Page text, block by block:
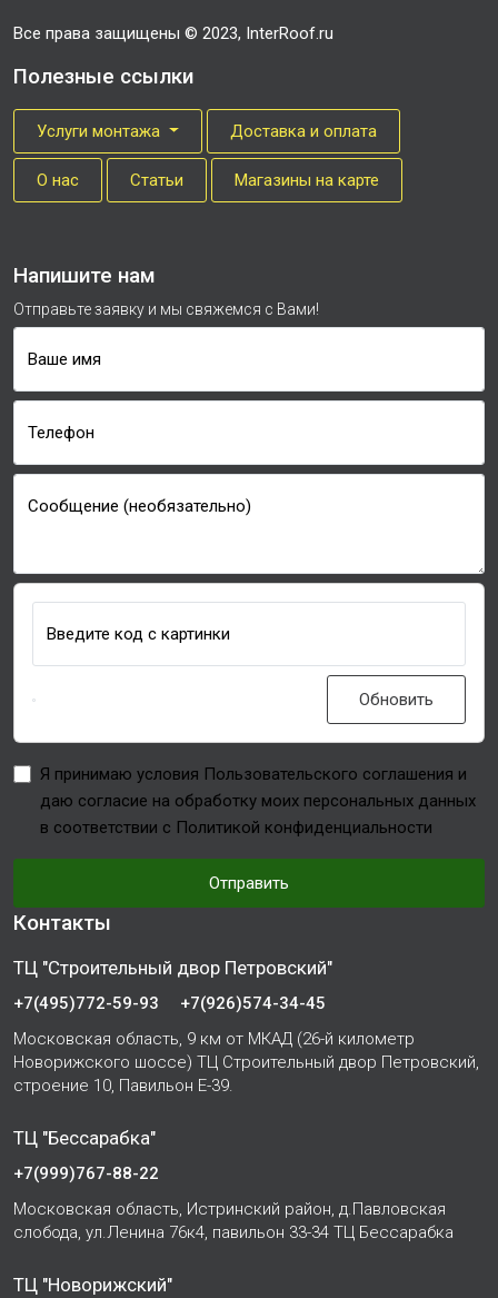
Все права защищены © 2023, InterRoof.ru
Полезные ссылки
Услуги монтажа Доставка и оплата
О нас Cтатьи Магазины на карте
Напишите нам
Отправьте заявку и мы свяжемся с Вами!
Ваше имя
Телефон
Сообщение (необязательно)
Введите код с картинки
Обновить
Я принимаю условия Пользовательского соглашения и
даю согласие на обработку моих персональных данных
в соответствии с Политикой конфиденциальности
Отправить
Контакты
ТЦ "Строительный двор Петровский"
+7(495)772-59-93
+7(926)574-34-45
Московская область, 9 км от МКАД (26-й километр
Новорижского шоссе) ТЦ Строительный двор Петровский,
строение 10, Павильон Е-39.
ТЦ "Бессарабка"
+7(999)767-88-22
Московская область, Истринский район, д.Павловская
слобода, ул.Ленина 76к4, павильон 33-34 ТЦ Бессарабка
ТЦ "Новорижский"